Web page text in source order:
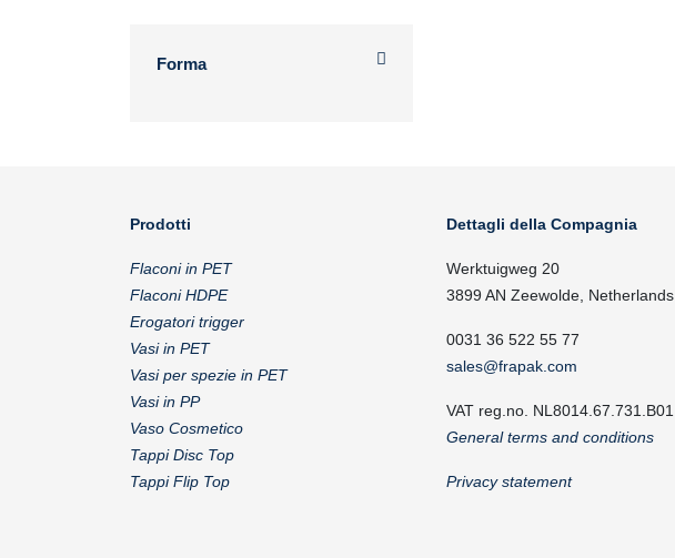
Forma
Prodotti
Flaconi in PET
Flaconi HDPE
Erogatori trigger
Vasi in PET
Vasi per spezie in PET
Vasi in PP
Vaso Cosmetico
Tappi Disc Top
Tappi Flip Top
Dettagli della Compagnia
Werktuigweg 20
3899 AN Zeewolde, Netherlands
0031 36 522 55 77
sales@frapak.com
VAT reg.no. NL8014.67.731.B01
General terms and conditions
Privacy statement